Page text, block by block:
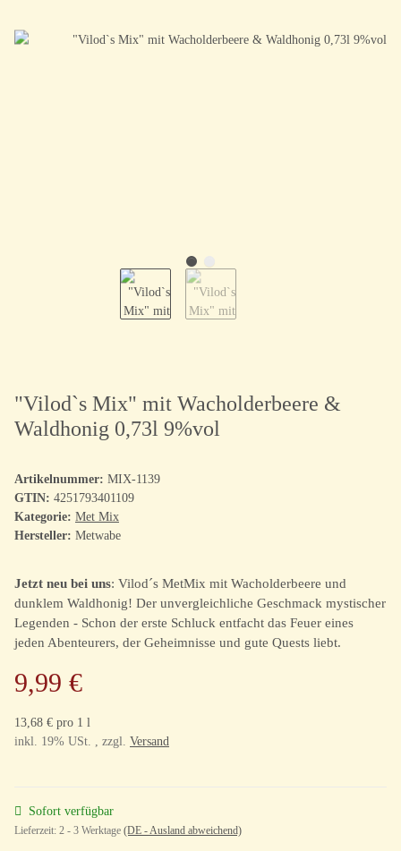
"Vilod`s Mix" mit Wacholderbeere &
Waldhonig 0,73l 9%vol
Artikelnummer: MIX-1139
GTIN: 4251793401109
Kategorie: Met Mix
Hersteller: Metwabe
Jetzt neu bei uns: Vilod´s MetMix mit Wacholderbeere und
dunklem Waldhonig! Der unvergleichliche Geschmack mystischer
Legenden - Schon der erste Schluck entfacht das Feuer eines
jeden Abenteurers, der Geheimnisse und gute Quests liebt.
9,99 €
13,68 € pro 1 l
inkl. 19% USt. , zzgl. Versand
Sofort verfügbar
Lieferzeit: 2 - 3 Werktage (DE - Ausland abweichend)